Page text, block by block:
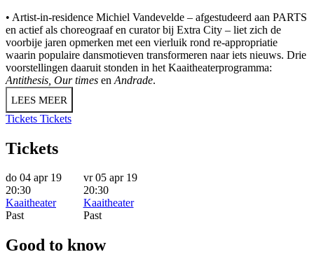
• Artist-in-residence Michiel Vandevelde – afgestudeerd aan PARTS
en actief als choreograaf en curator bij Extra City – liet zich de
voorbije jaren opmerken met een vierluik rond re-appropriatie
waarin populaire dansmotieven transformeren naar iets nieuws. Drie
voorstellingen daaruit stonden in het Kaaitheaterprogramma:
Antithesis, Our times en Andrade.
LEES MEER
Tickets Tickets
Tickets
do 04 apr 19
20:30
Kaaitheater
Past
vr 05 apr 19
20:30
Kaaitheater
Past
Good to know